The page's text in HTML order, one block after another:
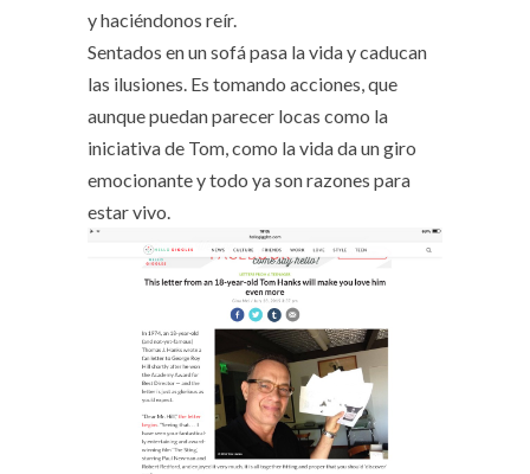
y haciéndonos reír.
Sentados en un sofá pasa la vida y caducan
las ilusiones. Es tomando acciones, que
aunque puedan parecer locas como la
iniciativa de Tom, como la vida da un giro
emocionante y todo ya son razones para
estar vivo.